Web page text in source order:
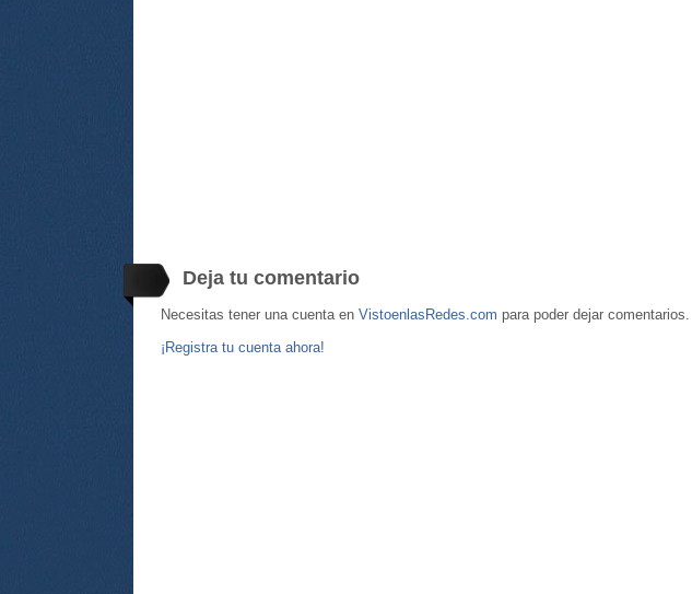
Deja tu comentario
Necesitas tener una cuenta en VistoenlasRedes.com para poder dejar comentarios.
¡Registra tu cuenta ahora!